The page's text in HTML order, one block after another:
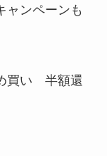
ャンペーンも
買い 半額還